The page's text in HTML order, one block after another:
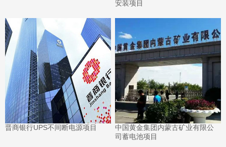
安装项目
晋商银行UPS不间断电源项目
中国黄金集团内蒙古矿业有限公
司蓄电池项目